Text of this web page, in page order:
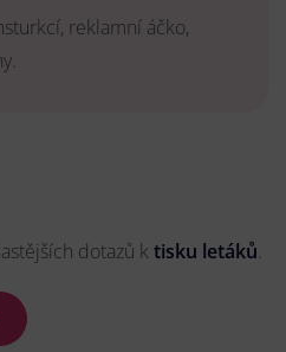
reklamní áčko,
dotazů k tisku letáků.